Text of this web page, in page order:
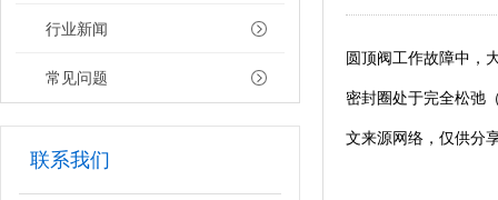
行业新闻
常见问题
联系我们
圆顶阀工作故障中，
密封圈处于完全松弛
文来源网络，仅供分